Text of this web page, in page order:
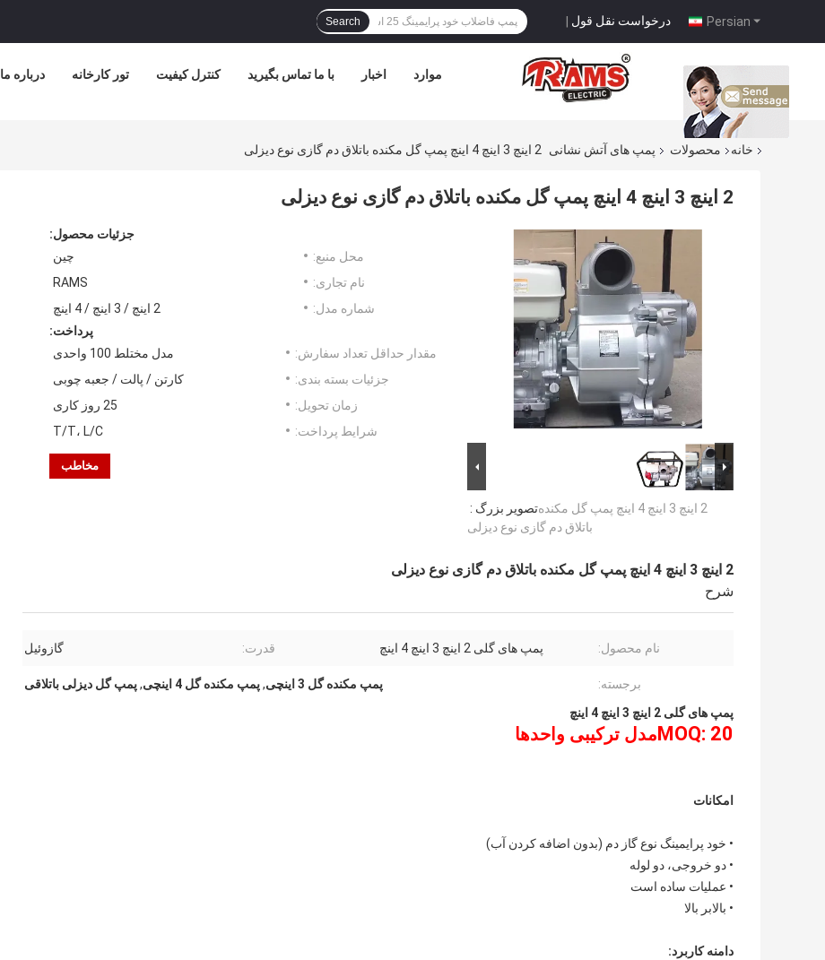
Persian درخواست نقل قول |
Search
درباره ما تور کارخانه کنترل کیفیت با ما تماس بگیرید اخبار موارد
خانه محصولات پمپ های آتش نشانی 2 اینچ 3 اینچ 4 اینچ پمپ گل مکنده باتلاق دم گازی نوع دیزلی
2 اینچ 3 اینچ 4 اینچ پمپ گل مکنده باتلاق دم گازی نوع دیزلی
تصویر بزرگ :2 اینچ 3 اینچ 4 اینچ پمپ گل مکنده
باتلاق دم گازی نوع دیزلی
جزئیات محصول:
محل منبع:
چین
نام تجاری:
RAMS
شماره مدل:
2 اینچ / 3 اینچ / 4 اینچ
پرداخت:
مقدار حداقل تعداد سفارش:
مدل مختلط 100 واحدی
جزئیات بسته بندی:
کارتن / پالت / جعبه چوبی
زمان تحویل:
25 روز کاری
شرایط پرداخت:
T/T، L/C
مخاطب
2 اینچ 3 اینچ 4 اینچ پمپ گل مکنده باتلاق دم گازی نوع دیزلی
شرح
نام محصول: پمپ های گلی 2 اینچ 3 اینچ 4 اینچ قدرت: گازوئیل
برجسته: پمپ مکنده گل 3 اینچی ,پمپ مکنده گل 4 اینچی ,پمپ گل دیزلی باتلاقی
پمپ های گلی 2 اینچ 3 اینچ 4 اینچ
MOQ: 20 مدل ترکیبی واحدها
امکانات
• خود پرایمینگ نوع گاز دم (بدون اضافه کردن آب)
• دو خروجی، دو لوله
• عملیات ساده است
• بالابر بالا
دامنه کاربرد: